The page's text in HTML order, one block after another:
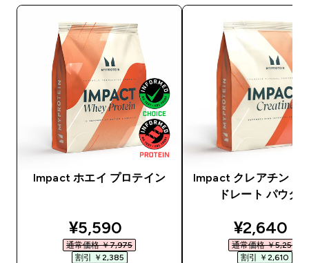
Impact ホエイ プロテイン
discounted price
¥5,590‎
通常価格 ￥7,975‎
割引 ￥2,385‎
Impact クレアチン モ
ドレート パウダ
¥2,640‎
通常価格 ￥5,250‎
割引 ￥2,610‎